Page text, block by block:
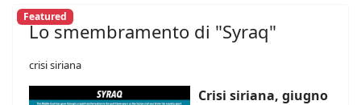
Featured
Lo smembramento di "Syraq"
crisi siriana
Crisi siriana, giugno